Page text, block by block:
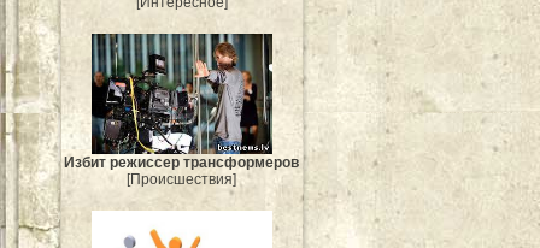
Избит режиссер трансформеров
[Происшествия]